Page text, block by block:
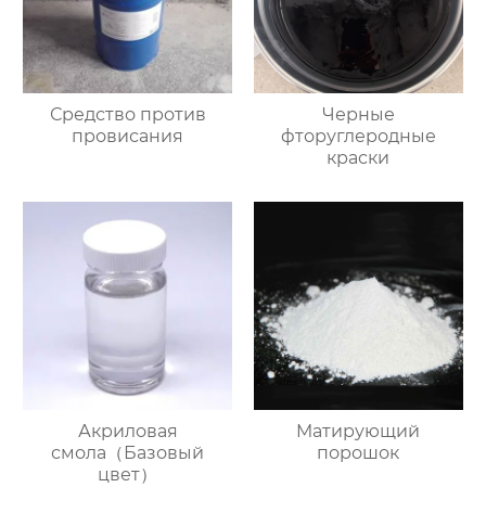
Средство против
провисания
Черные
фторуглеродные
краски
Акриловая
смола（Базовый
цвет）
Mатирующий
порошок